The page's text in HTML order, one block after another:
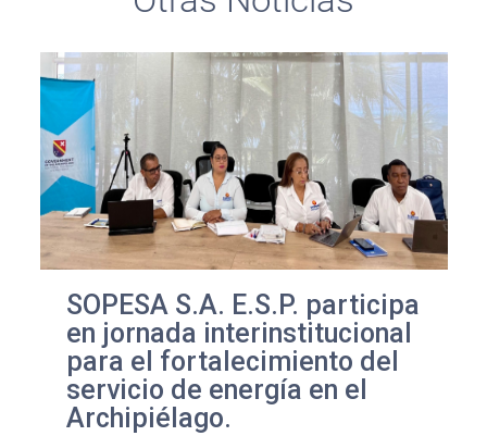
SOPESA S.A. E.S.P. participa
en jornada interinstitucional
para el fortalecimiento del
servicio de energía en el
Archipiélago.